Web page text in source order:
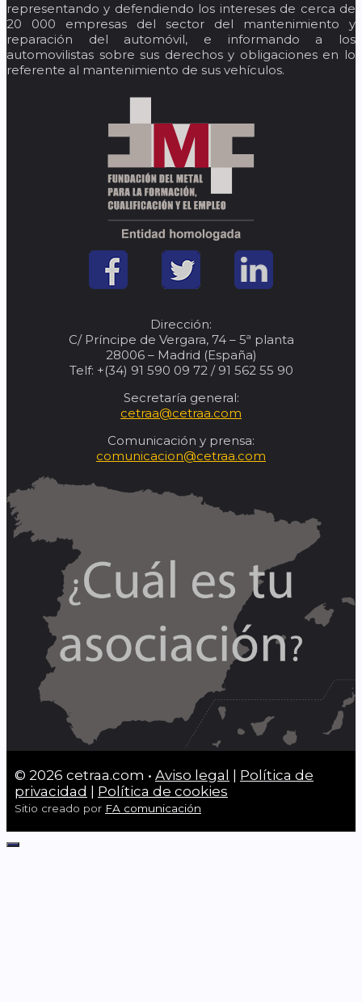
representando y defendiendo los intereses de cerca de
20 000 empresas del sector del mantenimiento y
reparación del automóvil, e informando a los
automovilistas sobre sus derechos y obligaciones en lo
referente al mantenimiento de sus vehículos.
Dirección:
C/ Príncipe de Vergara, 74 – 5ª planta
28006 – Madrid (España)
Telf: +(34) 91 590 09 72 / 91 562 55 90
Secretaría general:
cetraa@cetraa.com
Comunicación y prensa:
comunicacion@cetraa.com
© 2026 cetraa.com • Aviso legal
Política de
privacidad
Política de cookies
Sitio creado por FA comunicación
Cerrar